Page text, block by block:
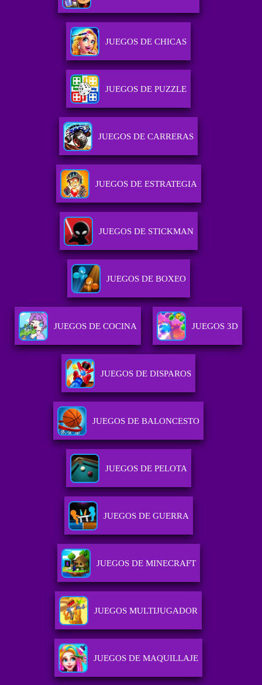
JUEGOS DE CHICAS
JUEGOS DE PUZZLE
JUEGOS DE CARRERAS
JUEGOS DE ESTRATEGIA
JUEGOS DE STICKMAN
JUEGOS DE BOXEO
JUEGOS DE COCINA JUEGOS 3D
JUEGOS DE DISPAROS
JUEGOS DE BALONCESTO
JUEGOS DE PELOTA
JUEGOS DE GUERRA
JUEGOS DE MINECRAFT
JUEGOS MULTIJUGADOR
JUEGOS DE MAQUILLAJE